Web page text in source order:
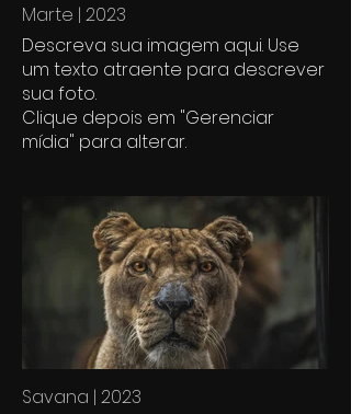
Marte | 2023
Descreva sua imagem aqui. Use
um texto atraente para descrever
sua foto.
Clique depois em "Gerenciar
mídia" para alterar.
Savana | 2023